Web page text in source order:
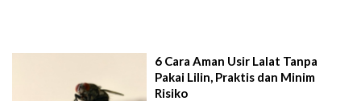
6 Cara Aman Usir Lalat Tanpa
Pakai Lilin, Praktis dan Minim
Risiko